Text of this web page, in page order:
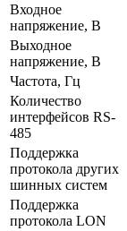
Входное
напряжение, В
Выходное
напряжение, В
Частота, Гц
Количество
интерфейсов RS-
485
Поддержка
протокола других
шинных систем
Поддержка
протокола LON